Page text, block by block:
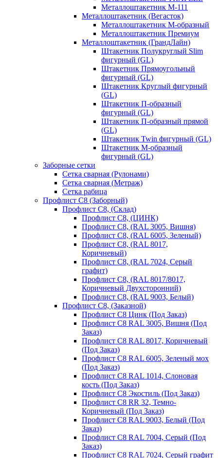
Металлоштакетник М-111
Металлоштакетник (Вегасток)
Металлоштакетник М-образный
Металлоштакетник Премиум
Металлоштакетник (ГрандЛайн)
Штакетник Полукруглый Slim
фигурный (GL)
Штакетник Прямоугольный
фигурный (GL)
Штакетник Круглый фигурный
(GL)
Штакетник П-образный
фигурный (GL)
Штакетник П-образный прямой
(GL)
Штакетник Twin фигурный (GL)
Штакетник М-образный
фигурный (GL)
Заборные сетки
Сетка сварная (Рулонами)
Сетка сварная (Метраж)
Сетка рабица
Профлист С8 (Заборный)
Профлист С8, (Склад)
Профлист С8, (ЦИНК)
Профлист С8, (RAL 3005, Вишня)
Профлист С8, (RAL 6005, Зеленый)
Профлист С8, (RAL 8017,
Коричневый)
Профлист С8, (RAL 7024, Серый
графит)
Профлист С8, (RAL 8017/8017,
Коричневый Двухсторонний)
Профлист С8, (RAL 9003, Белый)
Профлист С8, (Заказной)
Профлист С8 Цинк (Под Заказ)
Профлист С8 RAL 3005, Вишня (Под
Заказ)
Профлист С8 RAL 8017, Коричневый
(Под Заказ)
Профлист С8 RAL 6005, Зеленый мох
(Под Заказ)
Профлист С8 RAL 1014, Слоновая
кость (Под Заказ)
Профлист С8 Экостиль (Под Заказ)
Профлист С8 RR 32, Темно-
Коричневый (Под Заказ)
Профлист С8 RAL 9003, Белый (Под
Заказ)
Профлист С8 RAL 7004, Серый (Под
Заказ)
Профлист С8 RAL 7024, Серый графит